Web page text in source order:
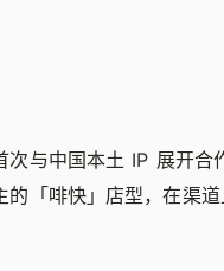
与中国本土 IP 展开合
「啡快」店型，在渠